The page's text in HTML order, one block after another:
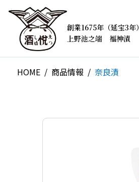
創業1675年（延宝3年）
上野池之端 福神漬
HOME 商品情報 奈良漬